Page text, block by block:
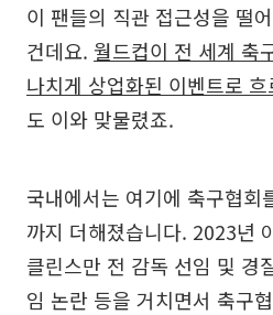
이 팬들의 직관 접근성을 떨
건데요. 월드컵이 전 세계 축
나치게 상업화된 이벤트로
도 이와 맞물렸죠.
국내에서는 여기에 축구협회
까지 더해졌습니다. 2023년
클린스만 전 감독 선임 및 경
임 논란 등을 거치면서 축구